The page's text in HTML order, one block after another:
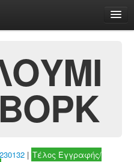
| Τέλος Εγγραφής/